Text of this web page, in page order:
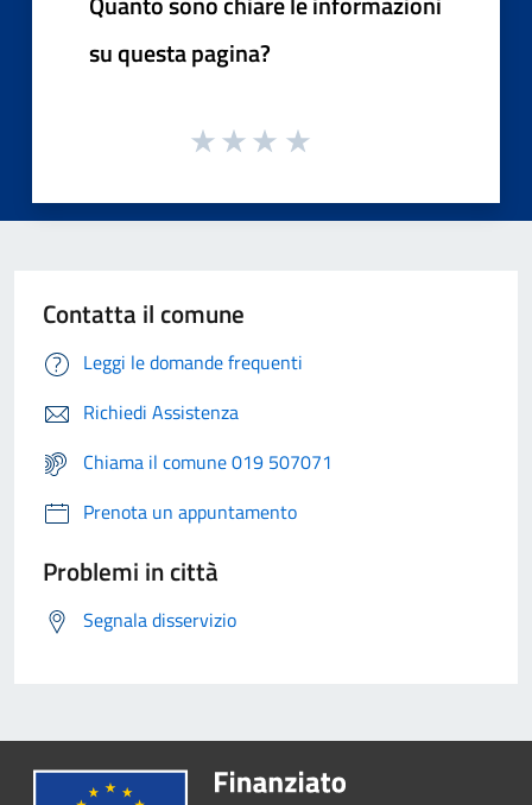
su questa pagina?
Contatta il comune
Leggi le domande frequenti
Richiedi Assistenza
Chiama il comune 019 507071
Prenota un appuntamento
Problemi in città
Segnala disservizio